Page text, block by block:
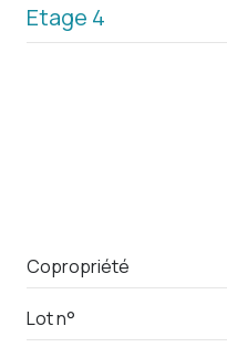
balcon
Etage 4
WC
Placard
Copropriété
Lot n°